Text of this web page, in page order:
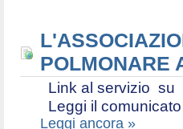
POLMONARE
Link al servizio su
Leggi il
Leggi ancora »